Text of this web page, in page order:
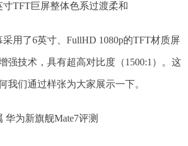
寸TFT巨屏整体色系过渡柔和
采用了6英寸、FullHD 1080p的TFT材质屏
强技术，具有超高对比度（1500:1）。这
我们通过样张为大家展示一下。